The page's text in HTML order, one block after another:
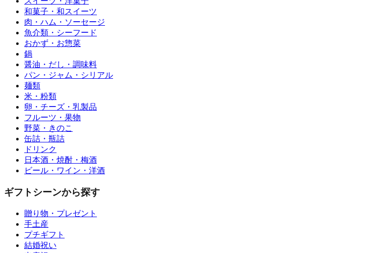
和菓子・和スイーツ
肉・ハム・ソーセージ
魚介類・シーフード
おかず・お惣菜
鍋
醤油・だし・調味料
パン・ジャム・シリアル
麺類
米・粉類
卵・チーズ・乳製品
フルーツ・果物
野菜・きのこ
缶詰・瓶詰
ドリンク
日本酒・焼酎・梅酒
ビール・ワイン・洋酒
ギフトシーンから探す
贈り物・プレゼント
手土産
プチギフト
結婚祝い